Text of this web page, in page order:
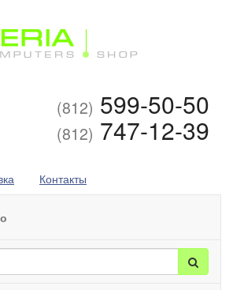
(812) 599-50-50
(812) 747-12-39
Контакты